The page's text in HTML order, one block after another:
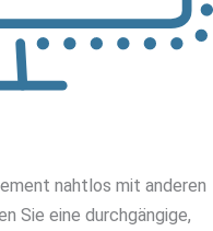
nahtlos mit anderen
Sie eine durchgängige,